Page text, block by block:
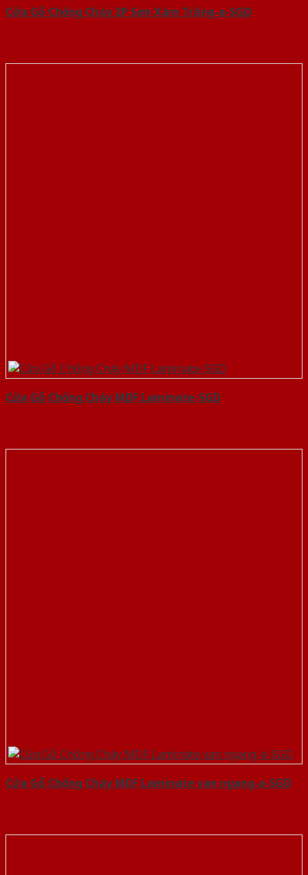
Cửa Gỗ Chống Cháy 2P Sơn Xám Trắng-a-SGD
Cửa Gỗ Chống Cháy MDF Laminate-SGD
Cửa Gỗ Chống Cháy MDF Laminate van ngang-a-SGD